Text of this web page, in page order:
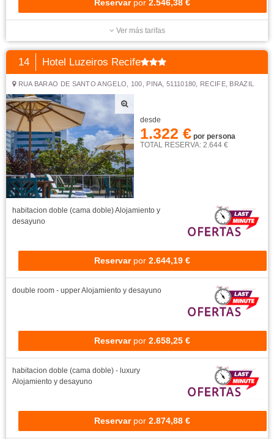
Reservar por 2.546,38 €
Ver más tarifas
14 Hotel Luzeiros Recife
RUA BARAO DE SANTO ANGELO, 100, PINA, 51110180, RECIFE, BRAZIL
desde
1.322 € por persona
TOTAL RESERVA: 2.644 €
habitacion doble (cama doble)Alojamiento y
desayuno
Reservar por 2.644,19 €
double room - upperAlojamiento y desayuno
Reservar por 2.658,25 €
habitacion doble (cama doble) - luxury
Alojamiento y desayuno
Reservar por 2.874,88 €